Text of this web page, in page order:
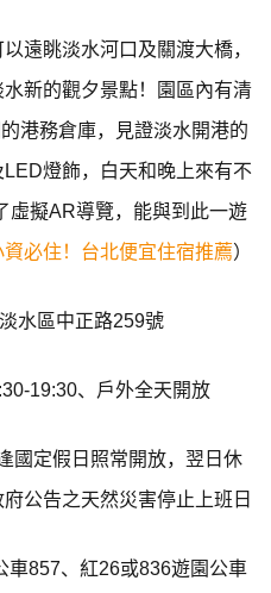
遠眺淡水河口及關渡大橋，
新的觀夕景點！園區內有清
港務倉庫，見證淡水開港的
燈飾，白天和晚上來有不
虛擬AR導覽，能與到此一遊
資必住！台北便宜住宿推薦）
水區中正路259號
19:30、戶外全天開放
國定假日照常開放，翌日休
公告之天然災害停止上班日
車857、紅26或836遊園公車